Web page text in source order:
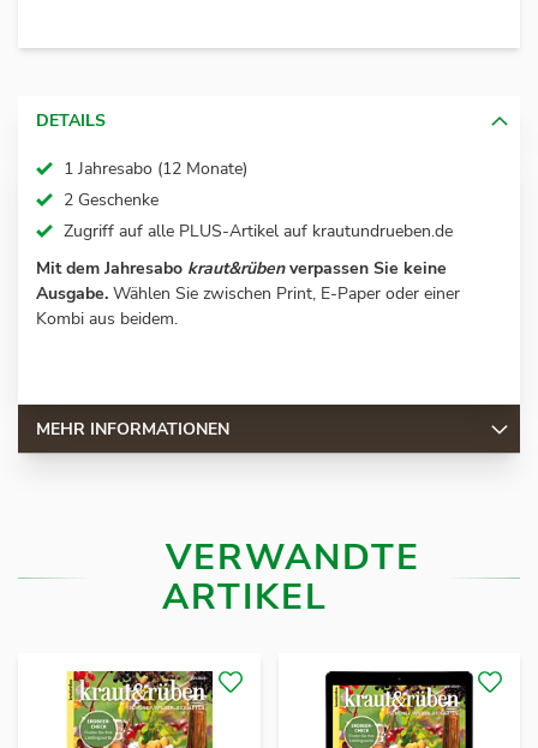
DETAILS
1 Jahresabo (12 Monate)
2 Geschenke
Zugriff auf alle PLUS-Artikel auf krautundrueben.de
Mit dem Jahresabo kraut&rübenverpassen Sie keine
Ausgabe. Wählen Sie zwischen Print, E-Paper oder einer
Kombi aus beidem.
MEHR INFORMATIONEN
VERWANDTE
ARTIKEL